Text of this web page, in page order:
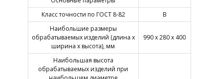
Класс точности по ГОСТ 8-82
В
Наибольшие размеры
обрабатываемых изделий (длина х
ширина х высота), мм
990 х 280 х 400
Наибольшая высота
обрабатываемых изделий при